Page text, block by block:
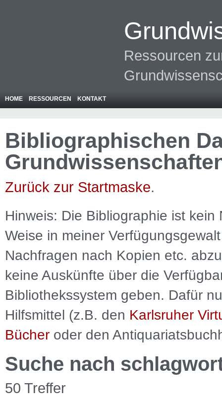
Ressourcen
HOME RESSOURCEN KONTAKT
Bibliographischen
Zurück zur Startmaske.
Hinweis: Die Bibliographie ist kein
Weise in meiner
Nachfragen nach Kopien etc.
keine Auskünfte über die
Bibliothekssystem geben. Dafür
Hilfsmittel (z.B. den Karlsruher
Bücher oder den
Suche nach
50 Treffer